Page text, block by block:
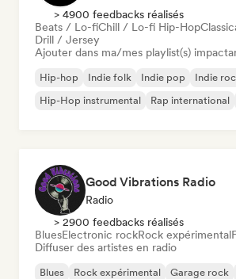
> 4900 feedbacks réalisés
Beats / Lo-fiChill / Lo-fi Hip-Hop
Drill / Jersey
Ajouter dans ma/mes playlist(s)
Hip-hop Indie folk Indie pop Indie
Hip-Hop instrumental
Rap international
Good Vibrations Radio
Radio
> 2900 feedbacks réalisés
BluesElectronic rockRock expérimental
Diffuser des artistes en radio
Blues Rock expérimental Garage rock